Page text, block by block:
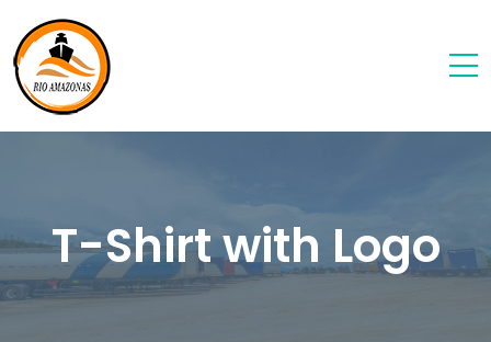
T-Shirt with Logo